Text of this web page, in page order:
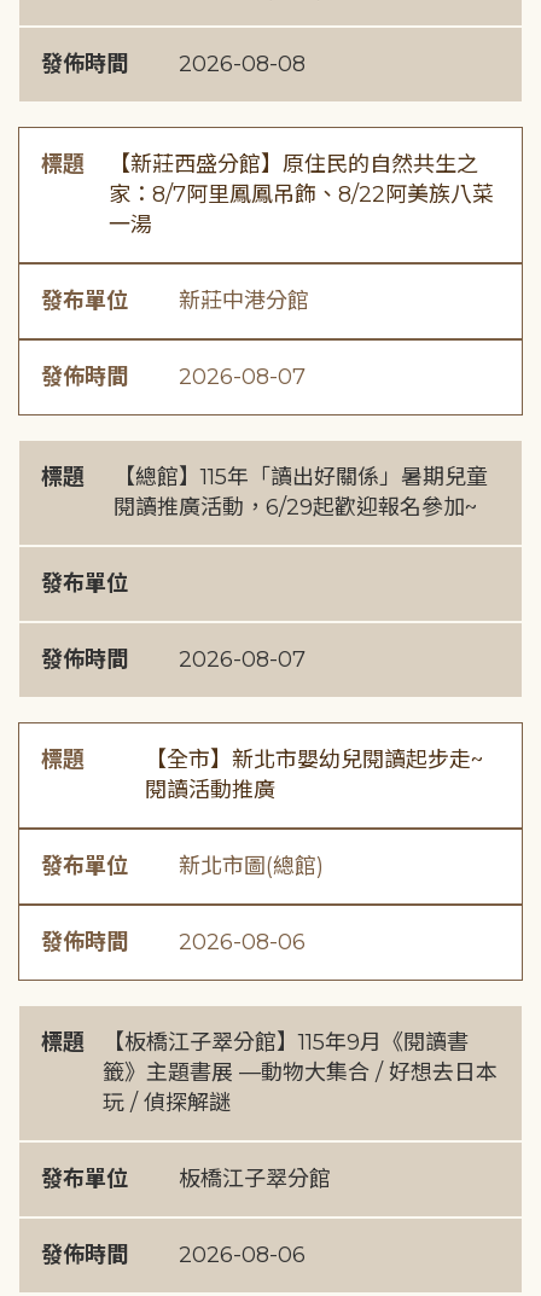
發佈時間 2026-08-08
標題
【新莊西盛分館】原住民的自然共生之
家：8/7阿里鳳鳳吊飾、8/22阿美族八菜
一湯
發布單位 新莊中港分館
發佈時間 2026-08-07
標題
【總館】115年「讀出好關係」暑期兒童
閱讀推廣活動，6/29起歡迎報名參加~
發布單位
發佈時間 2026-08-07
標題
【全市】新北市嬰幼兒閱讀起步走~
閱讀活動推廣
發布單位 新北市圖(總館)
發佈時間 2026-08-06
標題
【板橋江子翠分館】115年9月《閱讀書
籤》主題書展 —動物大集合 / 好想去日本
玩 / 偵探解謎
發布單位 板橋江子翠分館
發佈時間 2026-08-06